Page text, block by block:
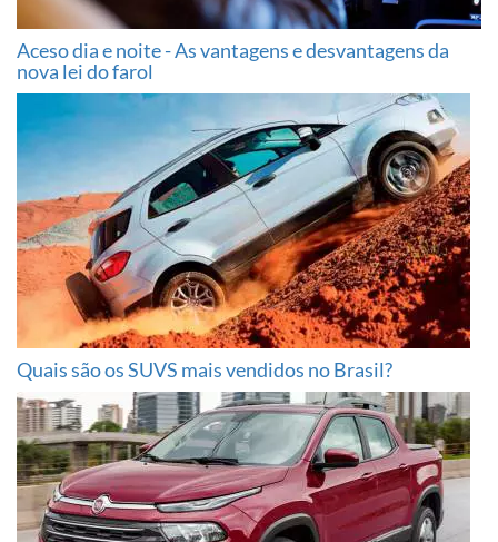
Aceso dia e noite - As vantagens e desvantagens da
nova lei do farol
Quais são os SUVS mais vendidos no Brasil?